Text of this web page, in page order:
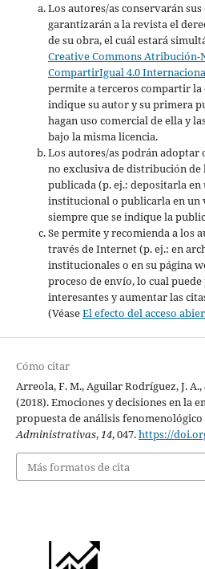
Los autores/as conservarán
garantizarán a la revista el
de su obra, el cuál estará
Creative Commons Atribución-
CompartirIgual 4.0
permite a terceros compartir la
indique su autor y su primera
hagan uso comercial de ella y
bajo la misma licencia.
Los autores/as podrán adoptar
no exclusiva de distribución de
publicada (p. ej.: depositarla
institucional o publicarla en
siempre que se indique la
Se permite y recomienda a los
través de Internet (p. ej.: en
institucionales o en su página
proceso de envío, lo cual
interesantes y aumentar las
(VéaseEl efecto del acceso
Cómo citar
Arreola, F. M., Aguilar Rodríguez, J.
(2018). Emociones y decisiones en la
propuesta de análisis
Administrativas,14, 047.https://
Más formatos de cita